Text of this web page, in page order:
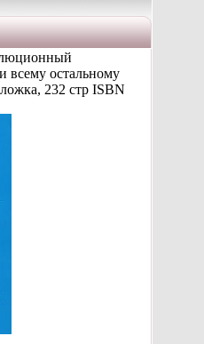
всему остальному
232 стр ISBN